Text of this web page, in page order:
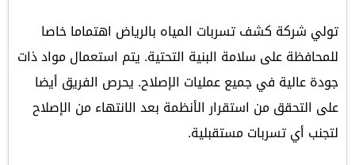
تولي شركة كشف تسربات المياه بالرياض اهتماما خاصا
للمحافظة على سلامة البنية التحتية. يتم استعمال مواد ذات
جودة عالية في جميع عمليات الإصلاح. يحرص الفريق أيضا
على التحقق من استقرار الأنظمة بعد الانتهاء من الإصلاح
لتجنب أي تسربات مستقبلية.